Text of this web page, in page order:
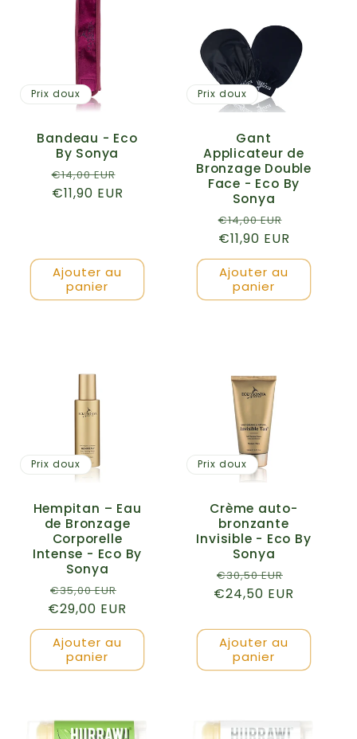
Prix doux
Bandeau - Eco
By Sonya
Prix
habituel
€14,00 EUR
promotionnel
€11,90 EUR
Ajouter au
panier
Prix doux
Gant
Applicateur de
Bronzage Double
Face - Eco By
Sonya
Prix
habituel
€14,00 EUR
€11,90 EUR
Ajouter au
panier
Prix doux
Hempitan – Eau
de Bronzage
Corporelle
Intense - Eco By
Sonya
Prix
habituel
€35,00 EUR
promotionnel
€29,00 EUR
Ajouter au
panier
Prix doux
Crème auto-
bronzante
Invisible - Eco By
Sonya
Prix
habituel
€30,50 EUR
€24,50 EUR
Ajouter au
panier